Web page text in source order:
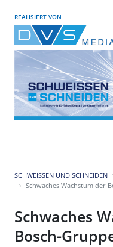
REALISIERT VON
SCHWEISSEN UND SCHNEIDEN
Schwaches Wachstum der
Schwaches
Bosch-